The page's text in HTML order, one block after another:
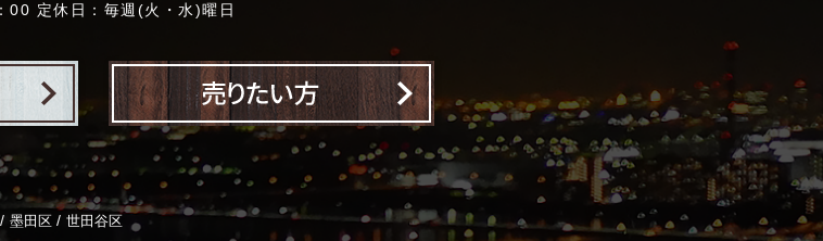
00 定休日：毎週(火・水)曜日
/ 墨田区 / 世田谷区